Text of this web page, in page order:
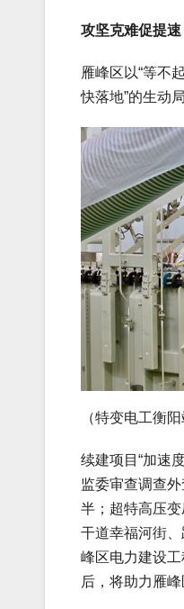
攻坚克难促提速
雁峰区以“等不
快落地”的生动局
（特变电工衡
续建项目“加速
监委审查调查
半；超特高压
干道幸福河街
峰区电力建设
后，将助力雁